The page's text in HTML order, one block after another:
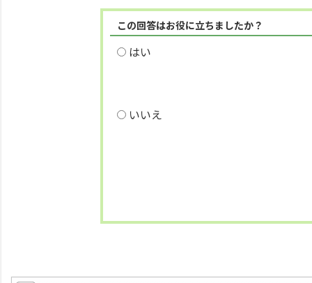
この回答はお役に立ちましたか？
はい
いいえ